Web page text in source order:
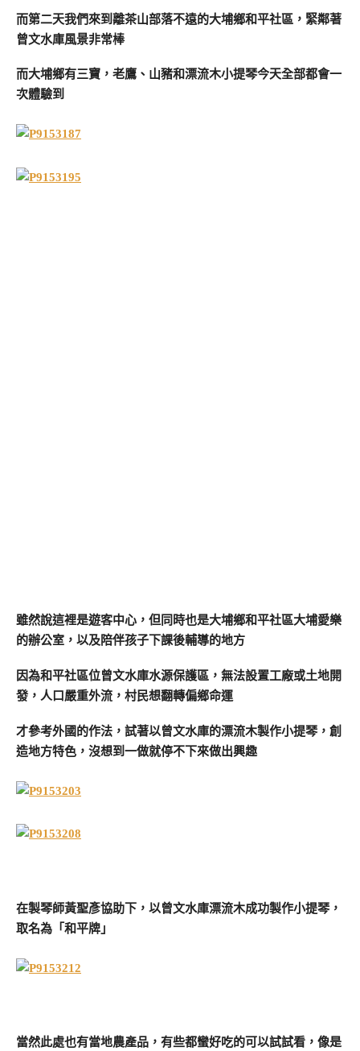
而第二天我們來到離茶山部落不遠的大埔鄉和平社區，緊鄰著
曾文水庫風景非常棒
而大埔鄉有三寶，老鷹、山豬和漂流木小提琴今天全部都會一
次體驗到
雖然說這裡是遊客中心，但同時也是大埔鄉和平社區大埔愛樂
的辦公室，以及陪伴孩子下課後輔導的地方
因為和平社區位曾文水庫水源保護區，無法設置工廠或土地開
發，人口嚴重外流，村民想翻轉偏鄉命運
才參考外國的作法，試著以曾文水庫的漂流木製作小提琴，創
造地方特色，沒想到一做就停不下來做出興趣
在製琴師黃聖彥協助下，以曾文水庫漂流木成功製作小提琴，
取名為「和平牌」
當然此處也有當地農產品，有些都蠻好吃的可以試試看，像是